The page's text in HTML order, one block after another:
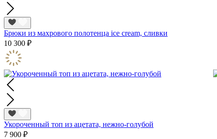
Брюки из махрового полотенца ice cream, сливки
10 300 ₽
Укороченный топ из ацетата, нежно-голубой
7 900 ₽